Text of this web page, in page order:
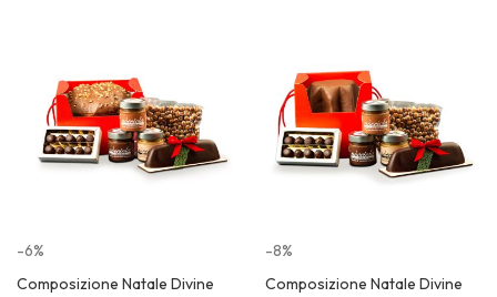
-6%
Composizione Natale Divine
-8%
Composizione Natale Divine